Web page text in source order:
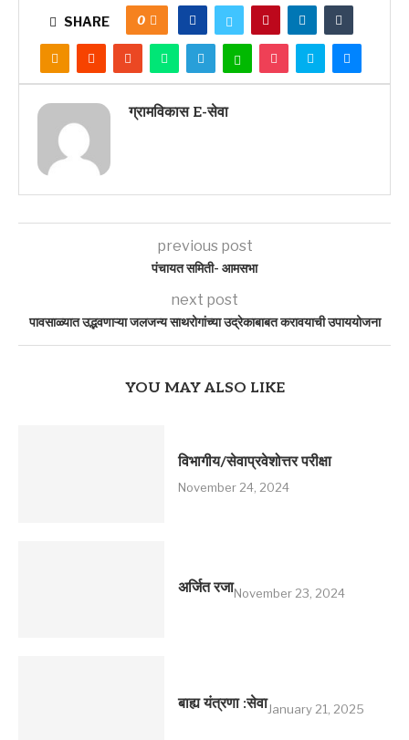
SHARE 0
ग्रामविकास E-सेवा
previous post
पंचायत समिती- आमसभा
next post
पावसाळ्यात उद्भवणाऱ्या जलजन्य साथरोगांच्या उद्रेकाबाबत करावयाची उपाययोजना
YOU MAY ALSO LIKE
विभागीय/सेवाप्रवेशोत्तर परीक्षा
November 24, 2024
अर्जित रजाNovember 23, 2024
बाह्य यंत्रणा :सेवाJanuary 21, 2025